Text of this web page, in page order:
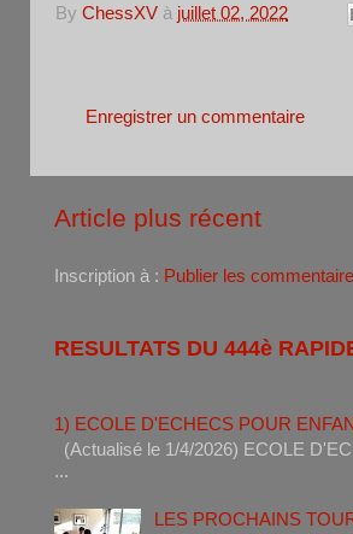
By ChessXV à juillet 02, 2022
Enregistrer un commentaire
Article plus récent
Inscription à : Publier les
RESULTATS DU 444è
1) ECOLE D'ECHECS POUR
(Actualisé le 1/4/2026) ECOLE
...
LES PROCHAINS